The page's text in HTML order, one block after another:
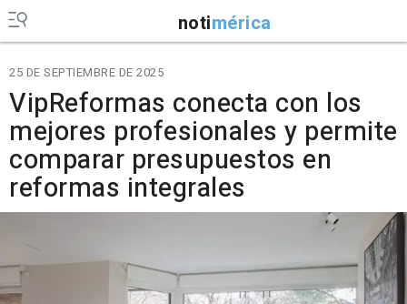
notimérica
25 DE SEPTIEMBRE DE 2025
VipReformas conecta con los
mejores profesionales y permite
comparar presupuestos en
reformas integrales